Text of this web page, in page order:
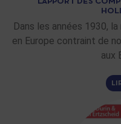
Dans les années 1930,
en Europe contraint de
aux